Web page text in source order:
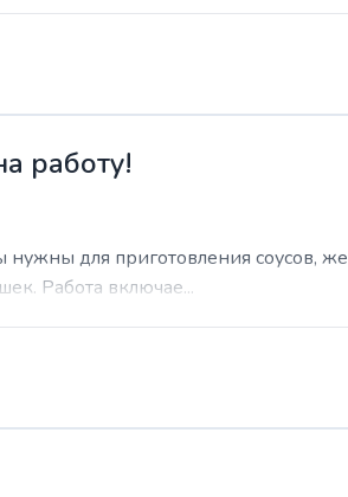
работу!
для приготовления соусов,
Работа включае...